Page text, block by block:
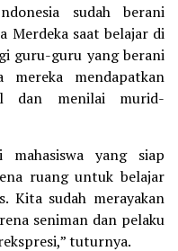
sudah berani
Merdeka saat belajar di
guru-guru yang berani
mendapatkan
dan menilai murid-
mahasiswa yang siap
ruang untuk belajar
Kita sudah merayakan
seniman dan pelaku
tuturnya.